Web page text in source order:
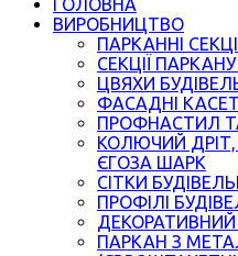
ГОЛОВНА
ВИРОБНИЦТВО
ПАРКАННІ
СЕКЦІЇ
ЦВЯХИ
ФАСАДНІ
ПРОФНАСТИЛ
КОЛЮЧИЙ ДРІТ,
ЄГОЗА ШАРК
СІТКИ
ПРОФІЛІ
ПАРКАН З